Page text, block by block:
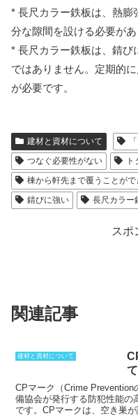
* 長尺カラー鉄板は、熱膨
分な隙間を設ける必要があ
* 長尺カラー鉄板は、錆び
ではありません。定期的
が必要です。
建材と資材について
つなぐ必要性がない
ト
棟から軒先まで覆うことがで
錆びに強い
長尺カラー
スポ
関連記事
建材と資材について
CPマーク（Crime
備協会が発行する防犯性能の
です。CPマークは、空き巣